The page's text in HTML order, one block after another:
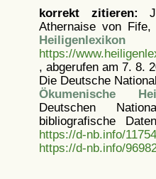
korrekt zitieren:
Athernaise von
Heiligenlexikon
https://
, abgerufen am 7. 8.
Die Deutsche
Ökumenische
Deutschen
bibliografische
https://d-nb.info/
https://d-nb.info/